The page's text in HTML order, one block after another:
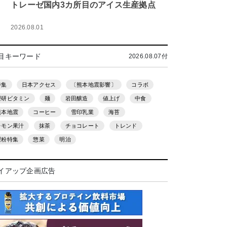
トレーゼ国内3カ所目のアイス生産拠点
2026.08.01
キーワード 2026.08.07付
集 日本アクセス 〔熊本地震影響〕 コラボ
研ビタミン 麺 岩田醸造 値上げ 中食
本地震 コーヒー 雪印乳業 海苔
モン果汁 抹茶 チョコレート トレンド
粉特集 惣菜 明治
アップ企画広告